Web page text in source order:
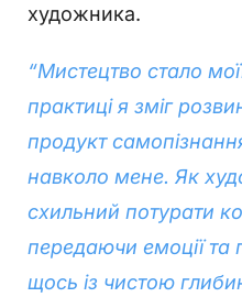
художника.
“Мистецтво стало
практиці я зміг
продукт
навколо мене. Як
схильний потурати
передаючи емоції
щось із чистою